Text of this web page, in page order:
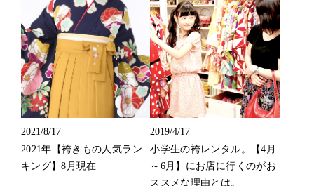
2021/8/17
2021年【袴きもの人気ラン
キング】8月現在
2019/4/17
小学生の袴レンタル。【4月
～6月】にお店に行くのがお
ススメな理由とは。